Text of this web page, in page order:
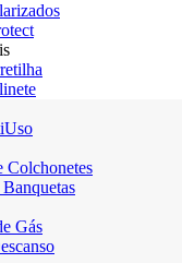
Colchonetes
Gás